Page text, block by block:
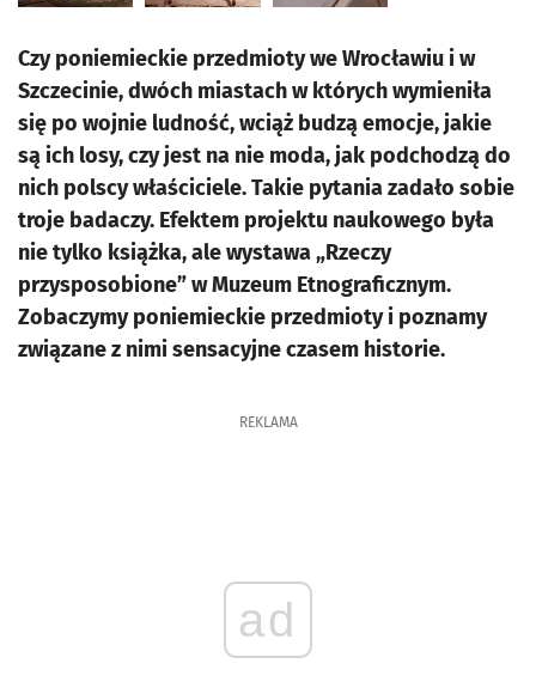
Czy poniemieckie przedmioty we Wrocławiu i w
Szczecinie, dwóch miastach w których wymieniła
się po wojnie ludność, wciąż budzą emocje, jakie
są ich losy, czy jest na nie moda, jak podchodzą do
nich polscy właściciele. Takie pytania zadało sobie
troje badaczy. Efektem projektu naukowego była
nie tylko książka, ale wystawa „Rzeczy
przysposobione” w Muzeum Etnograficznym.
Zobaczymy poniemieckie przedmioty i poznamy
związane z nimi sensacyjne czasem historie.
REKLAMA
ad